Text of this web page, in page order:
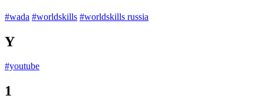
#wada #worldskills #worldskills russia
Y
#youtube
1